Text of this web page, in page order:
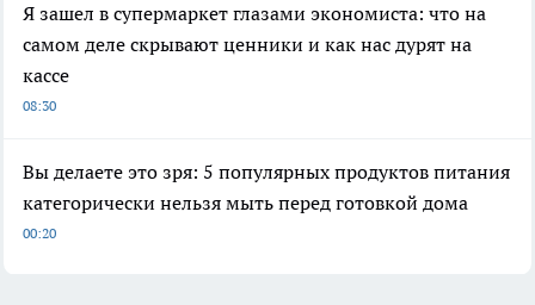
Я зашел в супермаркет глазами экономиста: что на
самом деле скрывают ценники и как нас дурят на
кассе
08:30
Вы делаете это зря: 5 популярных продуктов питания
категорически нельзя мыть перед готовкой дома
00:20